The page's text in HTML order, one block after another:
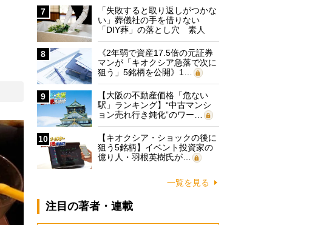
7
「失敗すると取り返しがつかな
い」葬儀社の手を借りない
「DIY葬」の落とし穴 素人
に…
8
《2年弱で資産17.5倍の元証券
マンが「キオクシア急落で次に
狙う」5銘柄を公開》1…
9
【大阪の不動産価格「危ない
駅」ランキング】“中古マンシ
ョン売れ行き鈍化”のワー…
10
【キオクシア・ショックの後に
狙う5銘柄】イベント投資家の
億り人・羽根英樹氏が…
一覧を見る
注目の著者・連載